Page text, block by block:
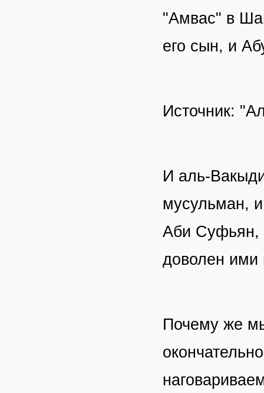
"Амвас" в
его сын, и
Источник:
И аль-
мусульман,
Аби Суфьян,
доволен
Почему же